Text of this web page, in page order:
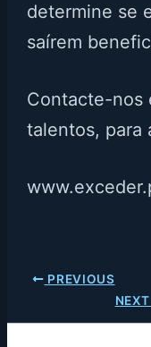
determine se
saírem
Contacte-nos
talentos, para
PREVIOUS
NEXT